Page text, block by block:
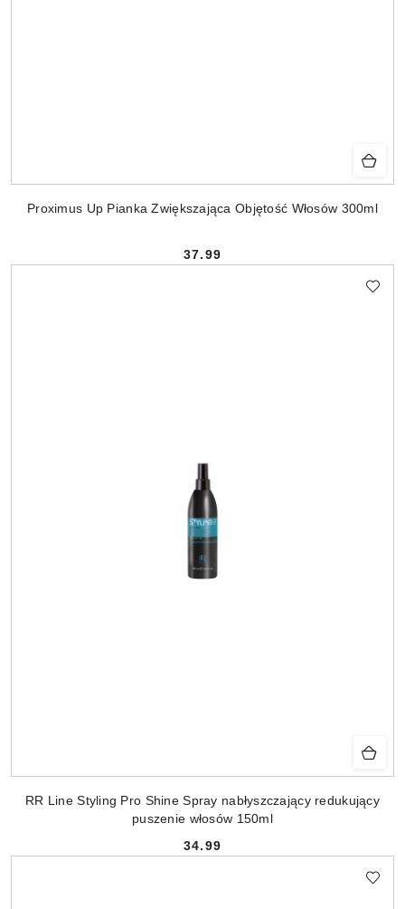
Proximus Up Pianka Zwiększająca Objętość Włosów 300ml
Cena:
37.99
RR Line Styling Pro Shine Spray nabłyszczający redukujący
puszenie włosów 150ml
Cena:
34.99